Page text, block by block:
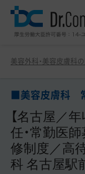
美容クリニッ
サービス紹介
ドクターコ
美容外科・美容皮膚科
■美容皮膚科
【名古屋／
任・常勤医
修制度／高
科 名古屋駅
■美容皮膚
2300万円～
古屋駅前院